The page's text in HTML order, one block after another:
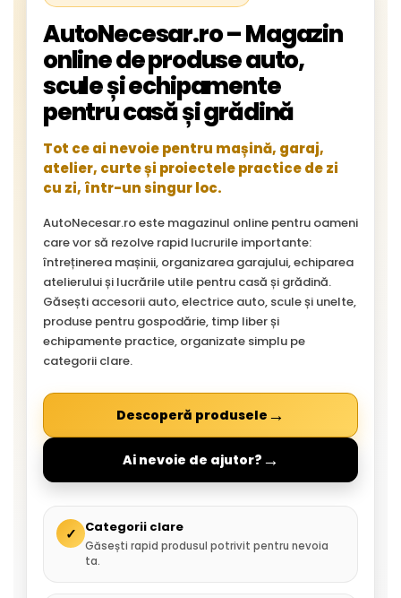
AutoNecesar.ro – Magazin
online de produse auto,
scule și echipamente
pentru casă și grădină
Tot ce ai nevoie pentru mașină, garaj,
atelier, curte și proiectele practice de zi
cu zi, într-un singur loc.
AutoNecesar.ro este magazinul online pentru oameni
care vor să rezolve rapid lucrurile importante:
întreținerea mașinii, organizarea garajului, echiparea
atelierului și lucrările utile pentru casă și grădină.
Găsești accesorii auto, electrice auto, scule și unelte,
produse pentru gospodărie, timp liber și
echipamente practice, organizate simplu pe
categorii clare.
Descoperă produsele →
Ai nevoie de ajutor? →
✓ Categorii clare
Găsești rapid produsul potrivit pentru nevoia
ta.